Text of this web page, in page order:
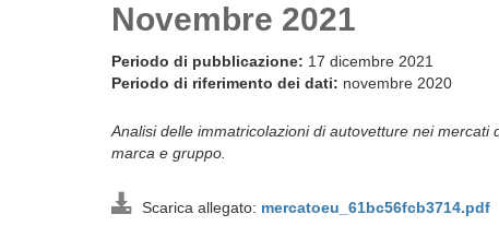
Novembre 2021
Periodo di pubblicazione: 17 dicembre 2021
Periodo di riferimento dei dati: novembre 2020
Analisi delle immatricolazioni di autovetture nei mercati
marca e gruppo.
Scarica allegato: mercatoeu_61bc56fcb3714.pdf